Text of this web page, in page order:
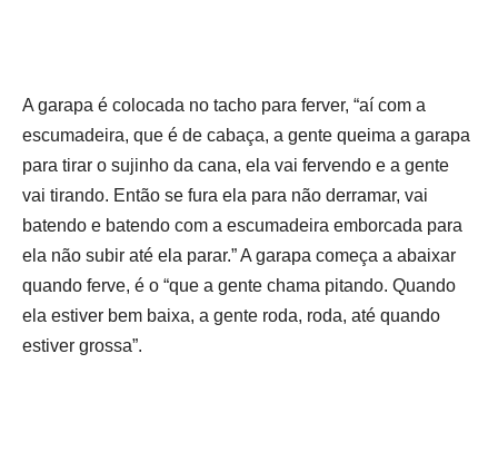
A garapa é colocada no tacho para ferver, “aí com a
escumadeira, que é de cabaça, a gente queima a garapa
para tirar o sujinho da cana, ela vai fervendo e a gente
vai tirando. Então se fura ela para não derramar, vai
batendo e batendo com a escumadeira emborcada para
ela não subir até ela parar.” A garapa começa a abaixar
quando ferve, é o “que a gente chama pitando. Quando
ela estiver bem baixa, a gente roda, roda, até quando
estiver grossa”.